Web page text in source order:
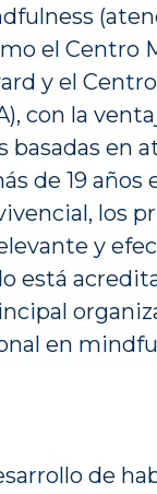
el Centro
y el
con la
en
de 19
los
y
está
en
de